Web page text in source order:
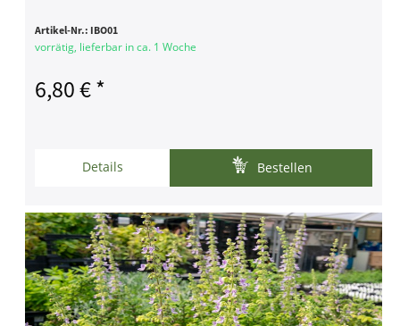
Artikel-Nr.: IBO01
vorrätig, lieferbar in ca. 1 Woche
6,80 € *
Details Bestellen